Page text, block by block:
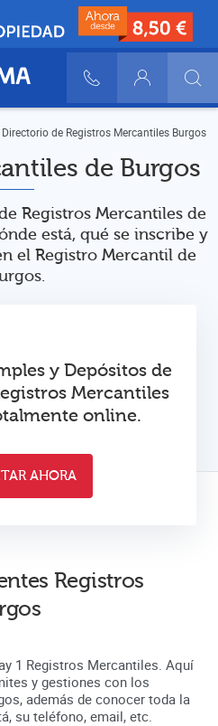
900 10 30 20
Login
Directorio de Registros Mercantiles Burgos
de Burgos
Registros Mercantiles de
está, qué se inscribe y
el Registro Mercantil de
y Depósitos de
Mercantiles
online.
AHORA
Registros
1 Registros Mercantiles. Aquí
y gestiones con los
, además de conocer toda la
su teléfono, email, etc.